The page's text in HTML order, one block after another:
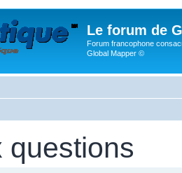
Le forum de
Forum francophone
Global Mapper ©
questions